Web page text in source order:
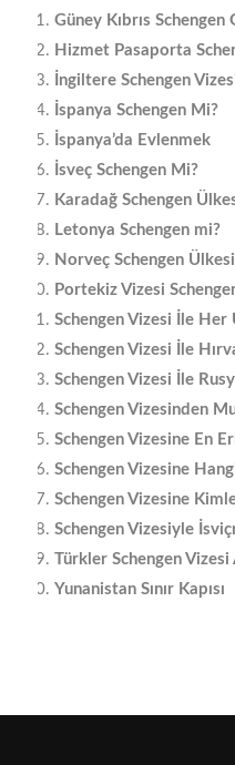
Güney Kıbrıs Schengen
Hizmet Pasaporta
İngiltere Schengen
İspanya Schengen Mi?
İspanya’da Evlenmek
İsveç Schengen Mi?
Karadağ Schengen
Letonya Schengen mi?
Norveç Schengen
Portekiz Vizesi
Schengen Vizesi İle
Schengen Vizesi İle
Schengen Vizesi İle
Schengen Vizesinden
Schengen Vizesine En
Schengen Vizesine
Schengen Vizesine
Schengen Vizesiyle
Türkler Schengen
Yunanistan Sınır Kapısı